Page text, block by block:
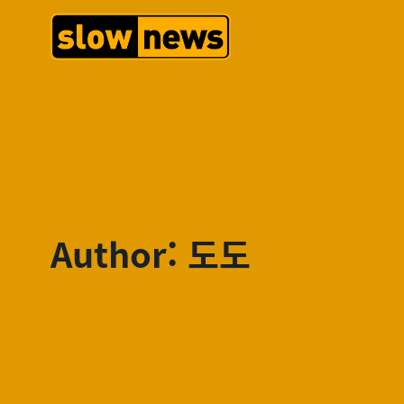
Author: 도도